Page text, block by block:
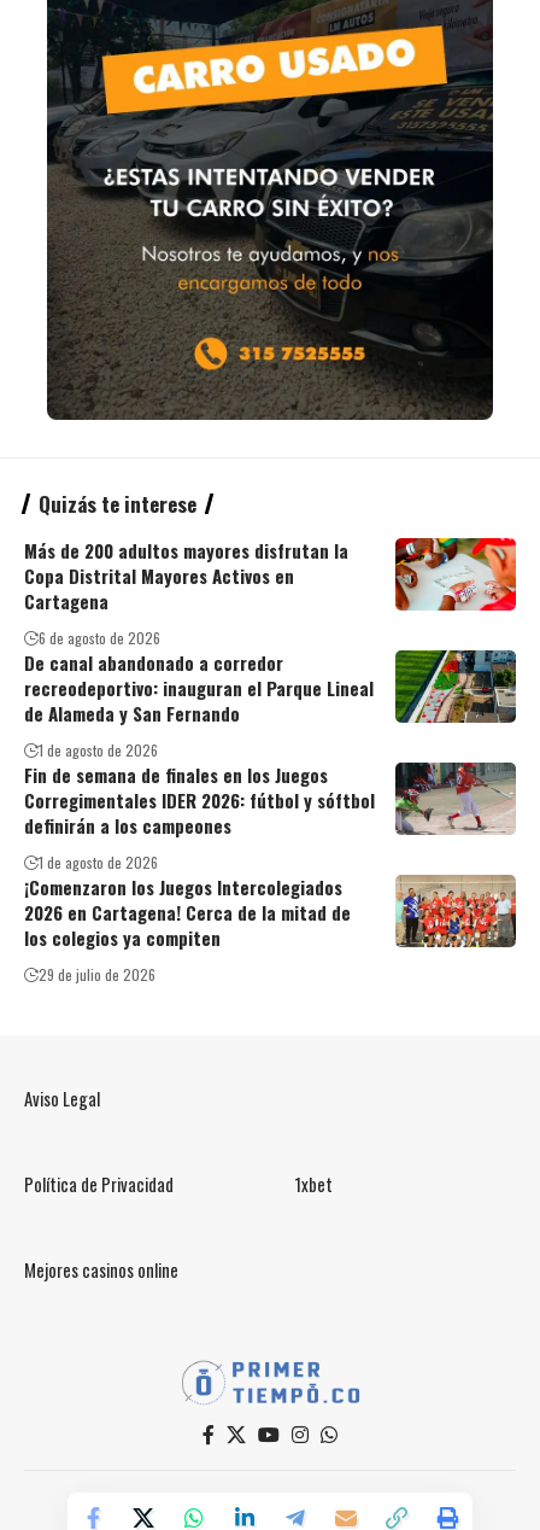
Quizás te interese
Más de 200 adultos mayores disfrutan la
Copa Distrital Mayores Activos en
Cartagena
6 de agosto de 2026
De canal abandonado a corredor
recreodeportivo: inauguran el Parque Lineal
de Alameda y San Fernando
1 de agosto de 2026
Fin de semana de finales en los Juegos
Corregimentales IDER 2026: fútbol y sóftbol
definirán a los campeones
1 de agosto de 2026
¡Comenzaron los Juegos Intercolegiados
2026 en Cartagena! Cerca de la mitad de
los colegios ya compiten
29 de julio de 2026
Aviso Legal
Política de Privacidad 1xbet
Mejores casinos online
Powered by Primer Tiempo Deportes SAS